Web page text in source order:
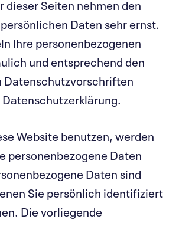
dieser Seiten nehmen den
Daten sehr ernst.
Ihre personenbezogenen
und entsprechend den
Datenschutzvorschriften
Website benutzen, werden
personenbezogene Daten
Daten sind
Sie persönlich identifiziert
Die vorliegende